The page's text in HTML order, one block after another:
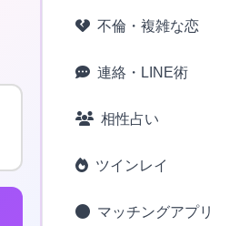
不倫・複雑な恋
連絡・LINE術
相性占い
ツインレイ
マッチングアプリ